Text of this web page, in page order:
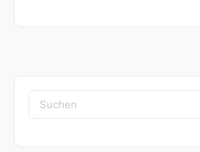
Suchen
nach: